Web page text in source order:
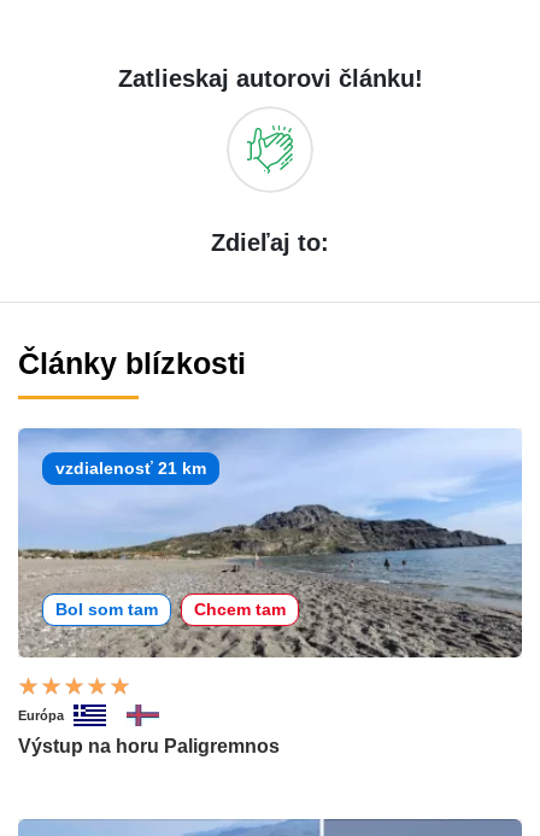
Zatlieskaj autorovi článku!
Zdieľaj to:
Články blízkosti
vzdialenosť 21 km
Bol som tam Chcem tam
Európa
Výstup na horu Paligremnos